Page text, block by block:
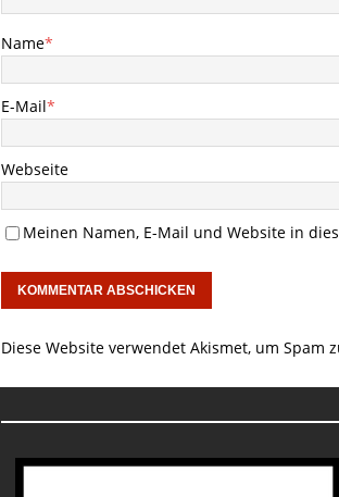
Name*
E-Mail*
Webseite
Meinen Namen, E-Mail und Website in
Diese Website verwendet Akismet, um Spam